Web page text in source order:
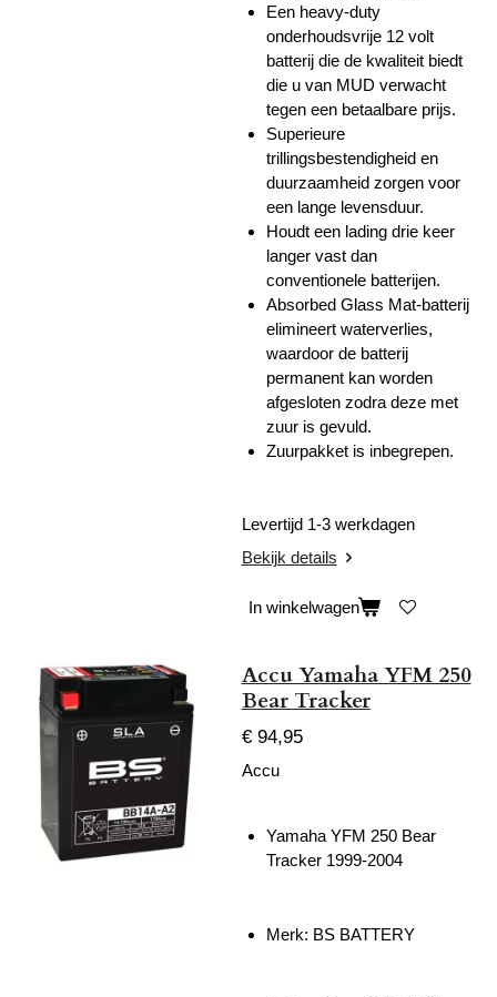
Een heavy-duty
onderhoudsvrije 12 volt
batterij die de kwaliteit biedt
die u van MUD verwacht
tegen een betaalbare prijs.
Superieure
trillingsbestendigheid en
duurzaamheid zorgen voor
een lange levensduur.
Houdt een lading drie keer
langer vast dan
conventionele batterijen.
Absorbed Glass Mat-batterij
elimineert waterverlies,
waardoor de batterij
permanent kan worden
afgesloten zodra deze met
zuur is gevuld.
Zuurpakket is inbegrepen.
Levertijd 1-3 werkdagen
Bekijk details
In winkelwagen
Accu Yamaha YFM 250
Bear Tracker
€ 94,95
Accu
Yamaha YFM 250 Bear
Tracker 1999-2004
Merk: BS BATTERY